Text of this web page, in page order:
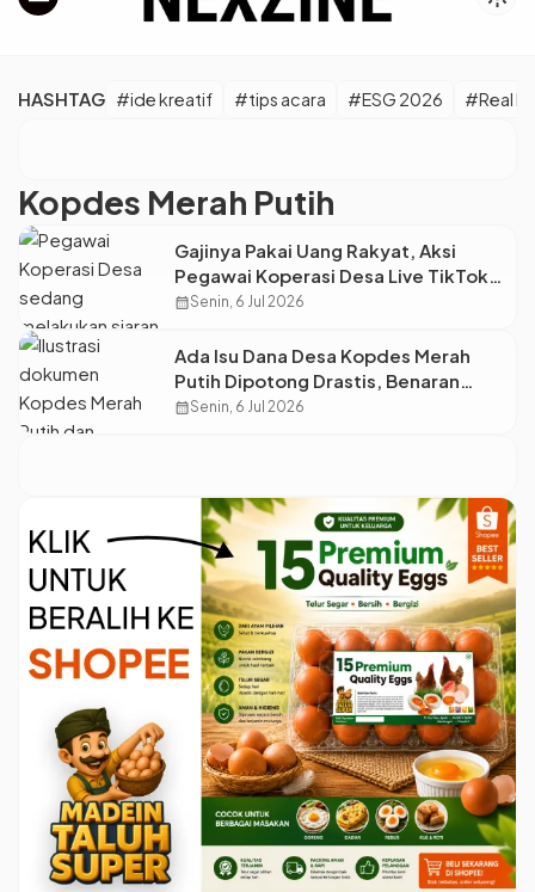
HASHTAG #ide kreatif #tips acara #ESG 2026 #Real
Kopdes Merah Putih
Gajinya Pakai Uang Rakyat, Aksi
Pegawai Koperasi Desa Live TikTok
Saat Jam Kerja Ini Banjir Kritik!
calendar_monthSenin, 6 Jul 2026
Ada Isu Dana Desa Kopdes Merah
Putih Dipotong Drastis, Benaran
Diperas?
calendar_monthSenin, 6 Jul 2026